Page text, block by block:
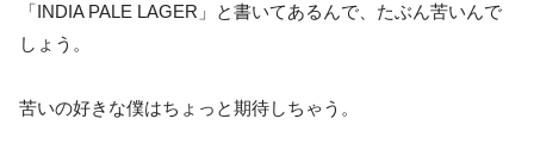
「INDIA PALE LAGER」と書いてあるんで、たぶん苦いんで
しょう。
苦いの好きな僕はちょっと期待しちゃう。